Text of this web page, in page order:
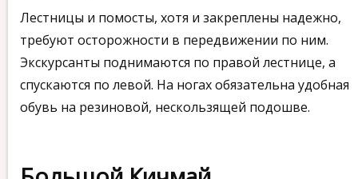
Лестницы и помосты, хотя и закреплены надежно,
требуют осторожности в передвижении по ним.
Экскурсанты поднимаются по правой лестнице, а
спускаются по левой. На ногах обязательна удобная
обувь на резиновой, нескользящей подошве.